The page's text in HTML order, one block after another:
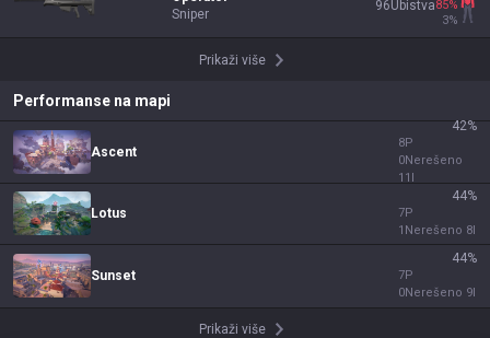
Sniper
96Ubistva85%
3%
Prikaži više
Performanse na mapi
Ascent
42%
8P
0Nerešeno
11 I
Lotus
44%
7P
1 Nerešeno 8
Sunset
44%
7P
0Nerešeno 9
Prikaži više